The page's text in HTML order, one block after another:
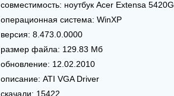
совместимость: ноутбук Acer Extensa 5420G
операционная система: WinXP
версия: 8.473.0.0000
размер файла: 129.83 Мб
обновление: 12.02.2010
описание: ATI VGA Driver
скачали: 15422